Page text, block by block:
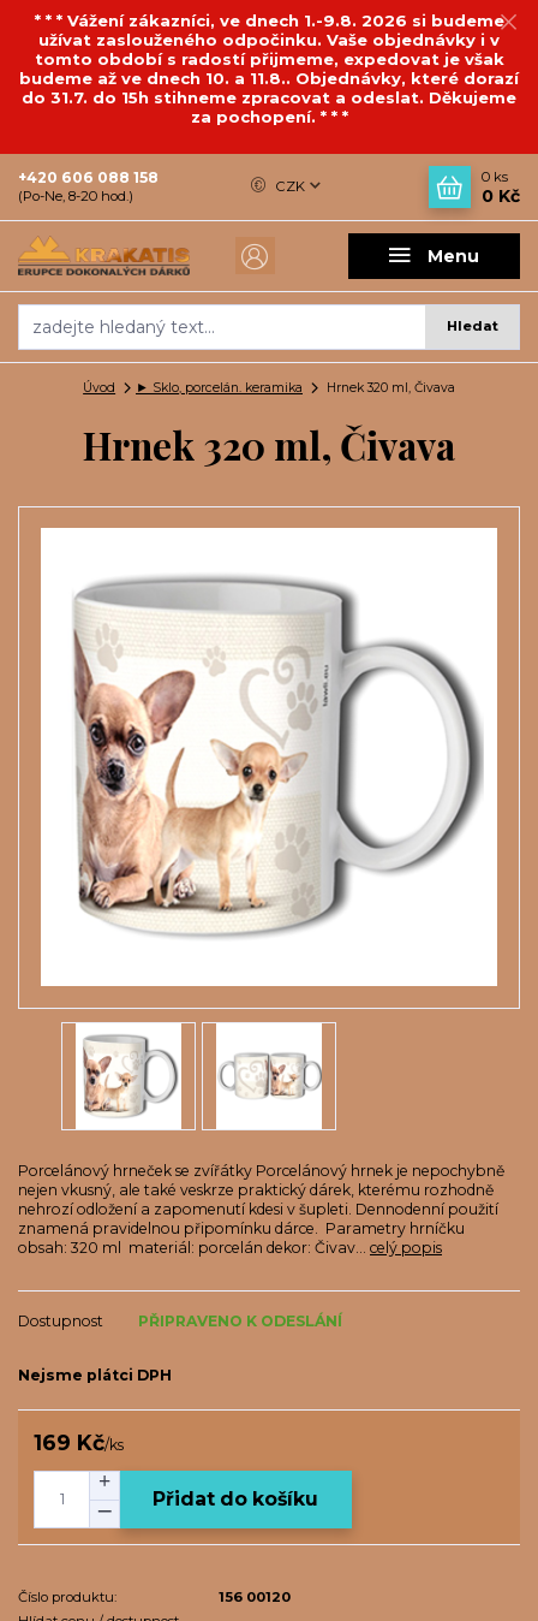
* * * Vážení zákazníci, ve dnech 1.-9.8. 2026 si budeme
užívat zaslouženého odpočinku. Vaše objednávky i v
tomto období s radostí přijmeme, expedovat je však
budeme až ve dnech 10. a 11.8.. Objednávky, které dorazí
do 31.7. do 15h stihneme zpracovat a odeslat. Děkujeme
za pochopení. * * *
Menu
CZK
Hledat
+420 606 088 158
(Po-Ne, 8-20 hod.)
0 ks
0 Kč
Úvod ► Sklo, porcelán. keramika Hrnek 320 ml, Čivava
Hrnek 320 ml, Čivava
Porcelánový hrneček se zvířátky Porcelánový hrnek je nepochybně
nejen vkusný, ale také veskrze praktický dárek, kterému rozhodně
nehrozí odložení a zapomenutí kdesi v šupleti. Dennodenní použití
znamená pravidelnou připomínku dárce. Parametry hrníčku
obsah: 320 ml materiál: porcelán dekor: Čivav... celý popis
Dostupnost PŘIPRAVENO K ODESLÁNÍ
Nejsme plátci DPH
169 Kč/ks
Přidat do košíku
Číslo produktu:
156 00120